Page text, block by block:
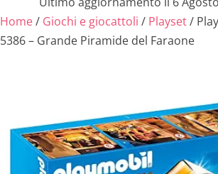
Home/ Giochi e giocattoli / Playset/
5386 – Grande Piramide del Faraone